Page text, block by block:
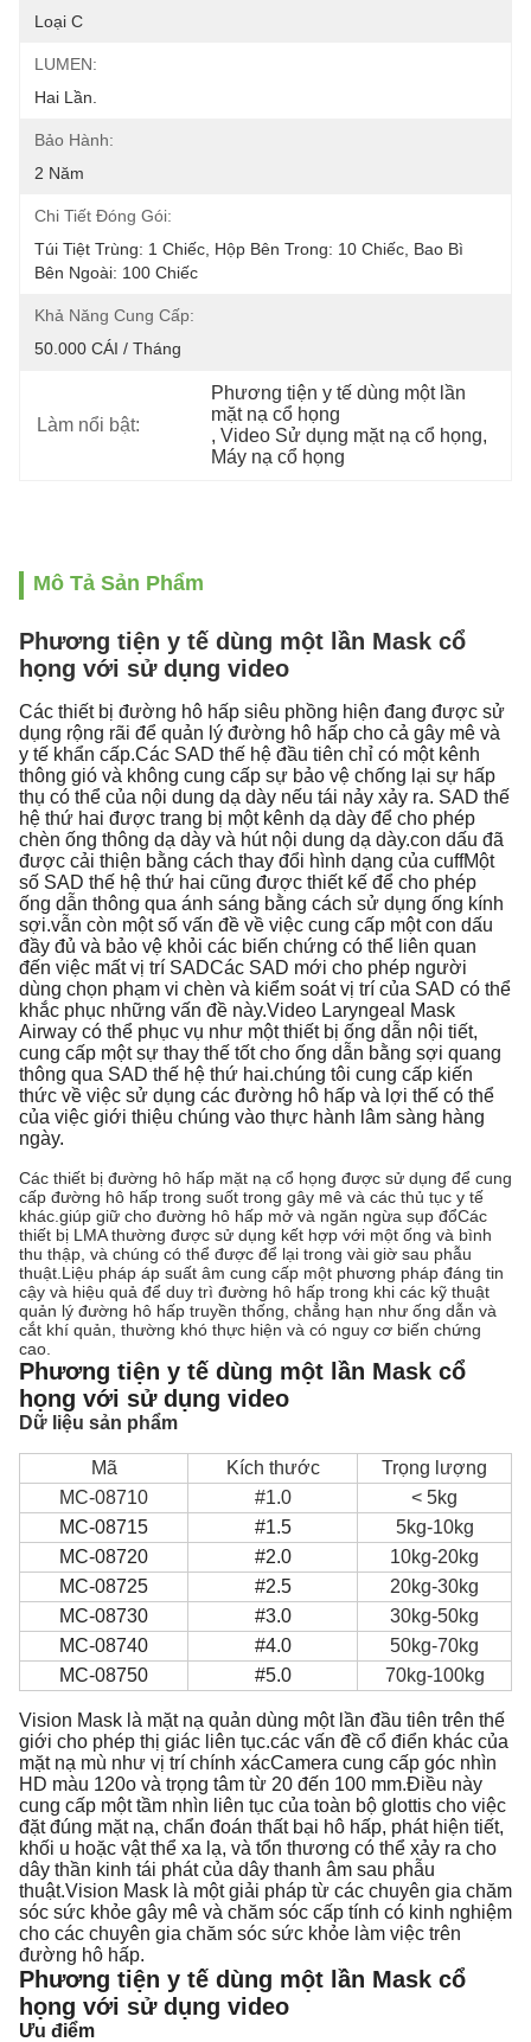
Loại C
LUMEN:
Hai Lần.
Bảo Hành:
2 Năm
Chi Tiết Đóng Gói:
Túi Tiệt Trùng: 1 Chiếc, Hộp Bên Trong: 10 Chiếc, Bao Bì
Bên Ngoài: 100 Chiếc
Khả Năng Cung Cấp:
50.000 CÁI / Tháng
Làm nổi bật:
Phương tiện y tế dùng một lần
mặt nạ cổ họng
, Video Sử dụng mặt nạ cổ họng
Máy nạ cổ họng
Mô Tả Sản Phẩm
Phương tiện y tế dùng một lần Mask cổ
họng với sử dụng video
Các thiết bị đường hô hấp siêu phồng hiện đang được sử
dụng rộng rãi để quản lý đường hô hấp cho cả gây mê và
y tế khẩn cấp.Các SAD thế hệ đầu tiên chỉ có một kênh
thông gió và không cung cấp sự bảo vệ chống lại sự hấp
thụ có thể của nội dung dạ dày nếu tái nảy xảy ra. SAD thế
hệ thứ hai được trang bị một kênh dạ dày để cho phép
chèn ống thông dạ dày và hút nội dung dạ dày.con dấu đã
được cải thiện bằng cách thay đổi hình dạng của cuffMột
số SAD thế hệ thứ hai cũng được thiết kế để cho phép
ống dẫn thông qua ánh sáng bằng cách sử dụng ống kính
sợi.vẫn còn một số vấn đề về việc cung cấp một con dấu
đầy đủ và bảo vệ khỏi các biến chứng có thể liên quan
đến việc mất vị trí SADCác SAD mới cho phép người
dùng chọn phạm vi chèn và kiểm soát vị trí của SAD có thể
khắc phục những vấn đề này.Video Laryngeal Mask
Airway có thể phục vụ như một thiết bị ống dẫn nội tiết,
cung cấp một sự thay thế tốt cho ống dẫn bằng sợi quang
thông qua SAD thế hệ thứ hai.chúng tôi cung cấp kiến
thức về việc sử dụng các đường hô hấp và lợi thế có thể
của việc giới thiệu chúng vào thực hành lâm sàng hàng
ngày.
Các thiết bị đường hô hấp mặt nạ cổ họng được sử dụng để cung
cấp đường hô hấp trong suốt trong gây mê và các thủ tục y tế
khác.giúp giữ cho đường hô hấp mở và ngăn ngừa sụp đổCác
thiết bị LMA thường được sử dụng kết hợp với một ống và bình
thu thập, và chúng có thể được để lại trong vài giờ sau phẫu
thuật.Liệu pháp áp suất âm cung cấp một phương pháp đáng tin
cậy và hiệu quả để duy trì đường hô hấp trong khi các kỹ thuật
quản lý đường hô hấp truyền thống, chẳng hạn như ống dẫn và
cắt khí quản, thường khó thực hiện và có nguy cơ biến chứng
cao.
Phương tiện y tế dùng một lần Mask cổ
họng với sử dụng video
Dữ liệu sản phẩm
Mã Kích thước
Trọng lượng
MC-08710
#1.0
< 5kg
MC-08715
#1.5
5kg-10kg
MC-08720
#2.0
10kg-20kg
MC-08725
#2.5
20kg-30kg
MC-08730
#3.0
30kg-50kg
MC-08740
#4.0
50kg-70kg
MC-08750
#5.0 70kg-100kg
Vision Mask là mặt nạ quản dùng một lần đầu tiên trên thế
giới cho phép thị giác liên tục.các vấn đề cổ điển khác của
mặt nạ mù như vị trí chính xácCamera cung cấp góc nhìn
HD màu 120o và trọng tâm từ 20 đến 100 mm.Điều này
cung cấp một tầm nhìn liên tục của toàn bộ glottis cho việc
đặt đúng mặt nạ, chẩn đoán thất bại hô hấp, phát hiện tiết,
khối u hoặc vật thể xa lạ, và tổn thương có thể xảy ra cho
dây thần kinh tái phát của dây thanh âm sau phẫu
thuật.Vision Mask là một giải pháp từ các chuyên gia chăm
sóc sức khỏe gây mê và chăm sóc cấp tính có kinh nghiệm
cho các chuyên gia chăm sóc sức khỏe làm việc trên
đường hô hấp.
Phương tiện y tế dùng một lần Mask cổ
họng với sử dụng video
Ưu điểm